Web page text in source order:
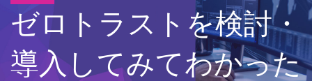
ゼロトラストを検討・
導入してみてわかった